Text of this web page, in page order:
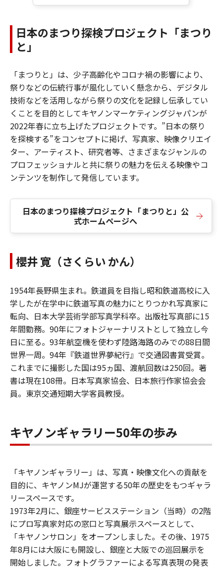
日本のまつり探検プロジェクト「まつり
と」
「まつりと」は、少子高齢化やコロナ禍の影響により、
祭りなどの伝統行事が風化していく懸念から、デジタル
技術などを活用しながら祭りの文化を記録し伝承してい
くことを目的としてキヤノンマーケティングジャパンが
2022年春に立ち上げたプロジェクトです。”日本の祭り
を探検する”をコンセプトに掲げ、写真家、映像クリエイ
ター、アーティスト、研究者等、さまざまなジャンルの
プロフェッショナルと共に祭りの魅力を伝える映像やコ
ンテンツを制作して発信しています。
日本のまつり探検プロジェクト「まつりと」公
式ホームページへ
櫻井 寛（さくらい かん）
1954年長野県生まれ。鉄道員を目指し昭和鉄道高校に入
学したが在学中に鉄道写真の魅力にとりつかれ写真家に
転向、日本大学芸術学部写真学科卒。出版社写真部に15
年間勤務。90年にフォトジャーナリストとして独立し今
日に至る。93年航空機を使わず陸路海路のみでの88日間
世界一周。94年『鉄道世界夢紀行』で交通図書賞受賞。
これまでに撮影した国は95ヵ国、渡航回数は250回。著
書は現在108冊。日本写真家協会、日本旅行作家協会会
員。東京交通短期大学客員教授。
キヤノンギャラリー50年の歩み
「キヤノンギャラリー」は、写真・映像文化への貢献を
目的に、キヤノンMJが運営する50年の歴史をもつギャラ
リースペースです。
1973年2月に、銀座サービスステーション（当時）の2階
にプロ写真家対応の窓口と写真展示スペースとして、
「キヤノンサロン」をオープンしました。その後、1975
年8月には大阪にも開設し、銀座と大阪での巡回展示を
開始しました。フォトグラファーによる写真表現の発表